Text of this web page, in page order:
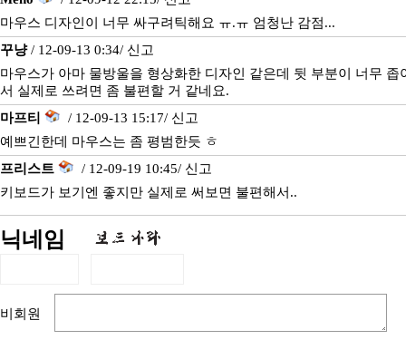
마우스 디자인이 너무 싸구려틱해요 ㅠ.ㅠ 엄청난 감점...
꾸냥/ 12-09-13 0:34/ 신고
마우스가 아마 물방울을 형상화한 디자인 같은데 뒷 부분이 너무 좁
서 실제로 쓰려면 좀 불편할 거 같네요.
마프티
/ 12-09-13 15:17/ 신고
예쁘긴한데 마우스는 좀 평범한듯 ㅎ
프리스트
/ 12-09-19 10:45/ 신고
키보드가 보기엔 좋지만 실제로 써보면 불편해서..
닉네임
비회원